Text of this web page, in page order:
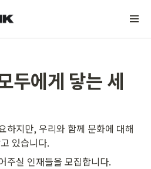
두에게 닿는 세
하지만, 우리와 함께 문화에 대해
있습니다.
주실 인재들을 모집합니다.